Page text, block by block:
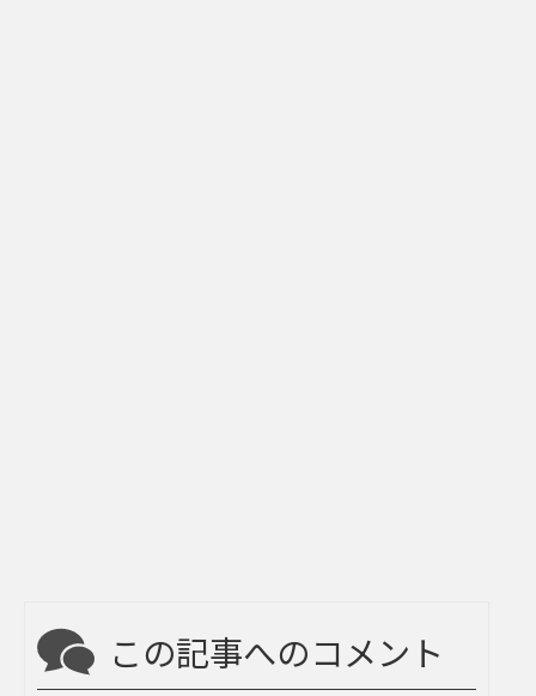
この記事へのコメント